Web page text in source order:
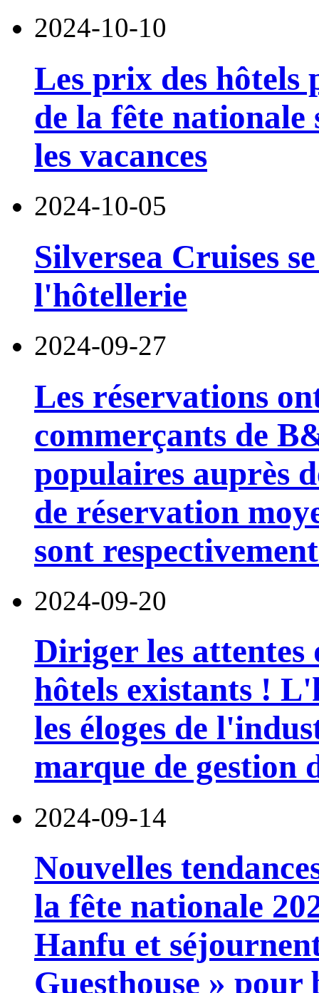
2024-10-10
Les prix des hôtels
de la fête nationale
les vacances
2024-10-05
Silversea Cruises
l'hôtellerie
2024-09-27
Les réservations
commerçants de
populaires auprès
de réservation
sont
2024-09-20
Diriger les attentes
hôtels existants !
les éloges de
marque de gestion
2024-09-14
Nouvelles
la fête nationale
Hanfu et
Guesthouse »